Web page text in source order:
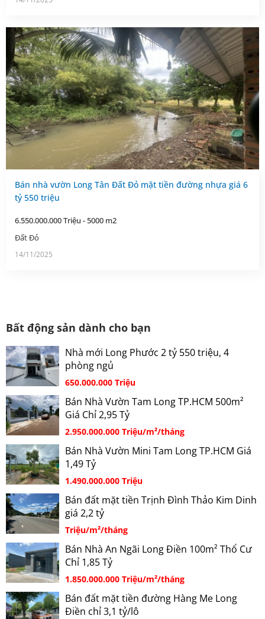
Bán nhà vườn Long Tân Đất Đỏ mặt tiền đường nhựa giá 6
tỷ 550 triệu
6.550.000.000 Triệu - 5000 m2
Đất Đỏ
14/11/2025
Bất động sản dành cho bạn
Nhà mới Long Phước 2 tỷ 550 triệu, 4
phòng ngủ
650.000.000 Triệu
Bán Nhà Vườn Tam Long TP.HCM 500m²
Giá Chỉ 2,95 Tỷ
2.950.000.000 Triệu/m²/tháng
Bán Nhà Vườn Mini Tam Long TP.HCM Giá
1,49 Tỷ
1.490.000.000 Triệu
Bán đất mặt tiền Trịnh Đình Thảo Kim Dinh
giá 2,2 tỷ
Triệu/m²/tháng
Bán Nhà An Ngãi Long Điền 100m² Thổ Cư
Chỉ 1,85 Tỷ
1.850.000.000 Triệu/m²/tháng
Bán đất mặt tiền đường Hàng Me Long
Điền chỉ 3,1 tỷ/lô